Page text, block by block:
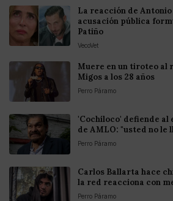
La reacción de
acusación pública
Patiño
VecoVet
Muere en un tiroteo al
Migos a los 28 años
Perro Páramo
'Cochiloco' defiende
de AMLO: "usted no le
Perro Páramo
Carlos Ballarta hace
la red reacciona con
Perro Páramo